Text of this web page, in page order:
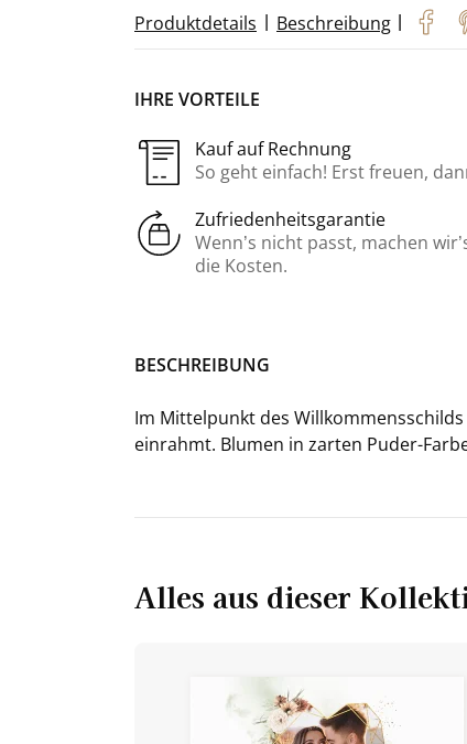
Produktdetails | Beschreibung |
IHRE VORTEILE
Kauf auf Rechnung
So geht einfach! Erst freuen,
Zufriedenheitsgarantie
Wenn’s nicht passt, machen
die Kosten.
BE­SCHREI­BUNG
Im Mit­tel­punkt des Will­kom­mens­schilds
ein­rahmt. Blu­men in zar­ten Puder-​
Alles aus dieser